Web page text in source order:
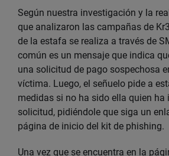
Según nuestra investigación y la
que analizaron las campañas de
de la estafa se realiza a través de
común es un mensaje que indica
una solicitud de pago sospechosa
víctima. Luego, el señuelo pide a
medidas si no ha sido ella quien ha
solicitud, pidiéndole que siga un
página de inicio del kit de phishing.
Una vez que se encuentra en la